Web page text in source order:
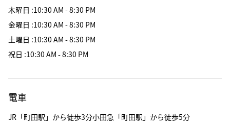
木曜日 :10:30 AM - 8:30 PM
金曜日 :10:30 AM - 8:30 PM
土曜日 :10:30 AM - 8:30 PM
祝日 :10:30 AM - 8:30 PM
電車
JR「町田駅」から徒歩3分小田急「町田駅」から徒歩5分